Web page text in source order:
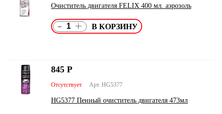
Очиститель двигателя FELIX 400 мл. аэрозоль
- +
Арт. HG5377
Отсутствует
HG5377 Пенный очиститель двигателя 473мл
845 Р